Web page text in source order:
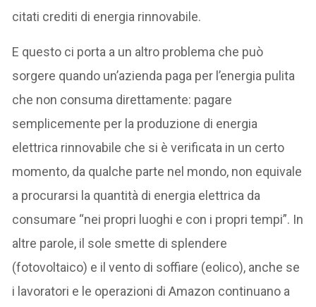
citati crediti di energia rinnovabile.
E questo ci porta a un altro problema che può
sorgere quando un’azienda paga per l’energia pulita
che non consuma direttamente: pagare
semplicemente per la produzione di energia
elettrica rinnovabile che si è verificata in un certo
momento, da qualche parte nel mondo, non equivale
a procurarsi la quantità di energia elettrica da
consumare “nei propri luoghi e con i propri tempi”. In
altre parole, il sole smette di splendere
(fotovoltaico) e il vento di soffiare (eolico), anche se
i lavoratori e le operazioni di Amazon continuano a